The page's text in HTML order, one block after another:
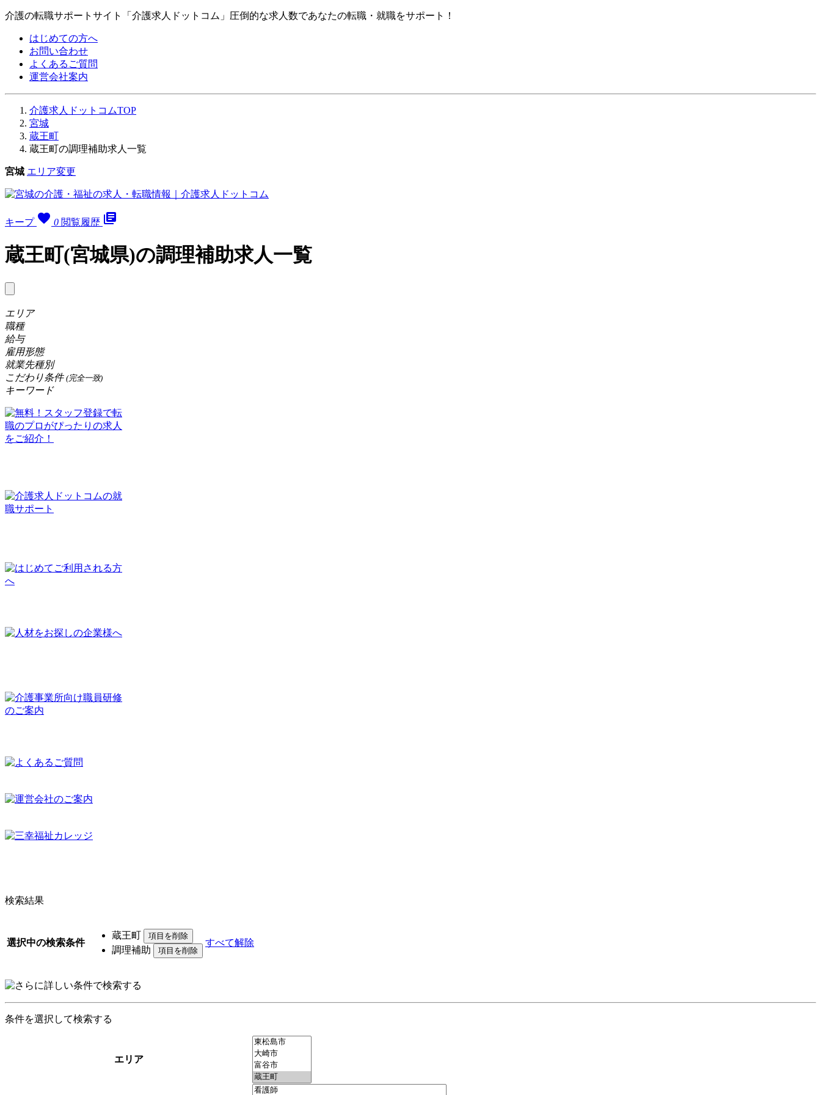
介護の転職サポートサイト「介護求人ドットコム」圧倒的な求人数であなたの転職・就職をサポート！
はじめての方へ
お問い合わせ
よくあるご質問
運営会社案内
介護求人ドットコムTOP
宮城
蔵王町
蔵王町の調理補助求人一覧
宮城 エリア変更
キープ favorite 0 閲覧履歴 library_books
蔵王町(宮城県)の調理補助求人一覧
エリア
職種
給与
雇用形態
就業先種別
こだわり条件 (完全一致)
キーワード
検索結果
選択中の検索条件
蔵王町
調理補助
すべて解除
条件を選択して検索する
エリア